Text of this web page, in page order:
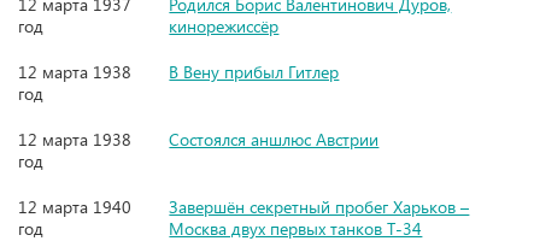
год
кинорежиссёр
12 марта 1938
год
В Вену прибыл Гитлер
12 марта 1938
год
Состоялся аншлюс Австрии
12 марта 1940
год
Завершён секретный пробег Харьков –
Москва двух первых танков Т-34